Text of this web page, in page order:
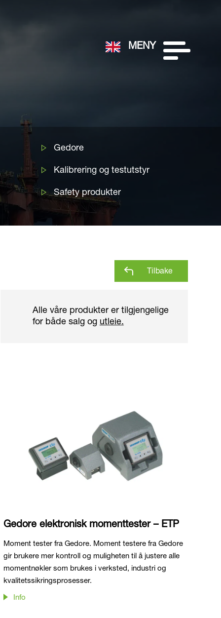
MENY
Gedore
Kalibrering og testutstyr
Safety produkter
Tilbake
Alle våre produkter er tilgjengelige
for både salg og utleie.
Gedore elektronisk momenttester – ETP
Moment tester fra Gedore. Moment testere fra Gedore
gir brukere mer kontroll og muligheten til å justere alle
momentnøkler som brukes i verksted, industri og
kvalitetssikringsprosesser.
Info